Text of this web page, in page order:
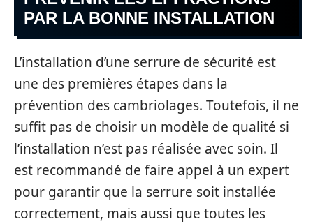
PAR LA BONNE INSTALLATION
L’installation d’une serrure de sécurité est
une des premières étapes dans la
prévention des cambriolages. Toutefois, il ne
suffit pas de choisir un modèle de qualité si
l’installation n’est pas réalisée avec soin. Il
est recommandé de faire appel à un expert
pour garantir que la serrure soit installée
correctement, mais aussi que toutes les